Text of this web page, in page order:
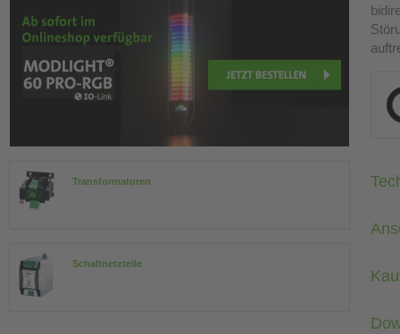
Transformatoren
Schaltnetzteile